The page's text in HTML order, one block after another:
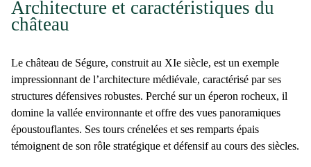
Architecture et caractéristiques du
château
Le château de Ségure, construit au XIe siècle, est un exemple
impressionnant de l’architecture médiévale, caractérisé par ses
structures défensives robustes. Perché sur un éperon rocheux, il
domine la vallée environnante et offre des vues panoramiques
époustouflantes. Ses tours crénelées et ses remparts épais
témoignent de son rôle stratégique et défensif au cours des siècles.